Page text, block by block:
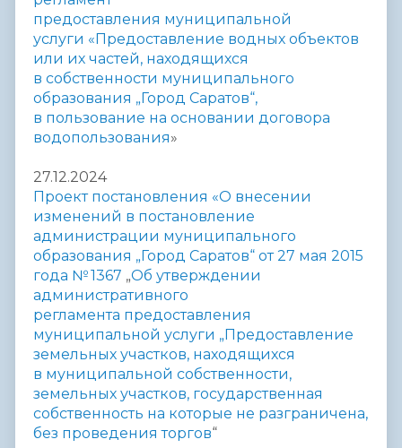
предоставления муниципальной
услуги «Предоставление водных объектов
или их частей, находящихся
в собственности муниципального
образования „Город Саратов“,
в пользование на основании договора
водопользования»
27.12.2024
Проект постановления «О внесении
изменений в постановление
администрации муниципального
образования „Город Саратов“ от 27 мая 2015
года № 1367 „Об утверждении
административного
регламента предоставления
муниципальной услуги „Предоставление
земельных участков, находящихся
в муниципальной собственности,
земельных участков, государственная
собственность на которые не разграничена,
без проведенияторгов“